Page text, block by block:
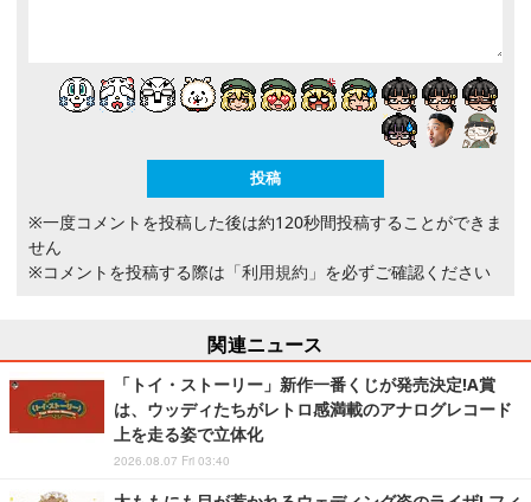
※一度コメントを投稿した後は約120秒間投稿することができま
せん
※コメントを投稿する際は 「利用規約」 を必ずご確認ください
関連ニュース
「トイ・ストーリー」新作一番くじが発売決定!A賞
は、ウッディたちがレトロ感満載のアナログレコード
上を走る姿で立体化
2026.08.07 Fri 03:40